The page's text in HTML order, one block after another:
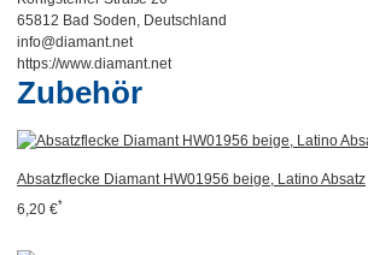
65812 Bad Soden, Deutschland
info@diamant.net
https://www.diamant.net
Zubehör
Absatzflecke Diamant HW01956 beige, Latino Absatz
6,20 €*